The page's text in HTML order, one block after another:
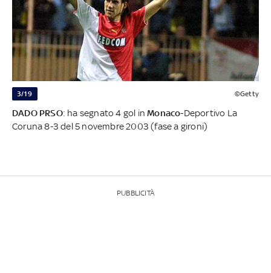
3/19 ©Getty
DADO PRSO: ha segnato 4 gol inMonaco-Deportivo La
Coruna 8-3 del 5 novembre 2003 (fase a gironi)
PUBBLICITÀ